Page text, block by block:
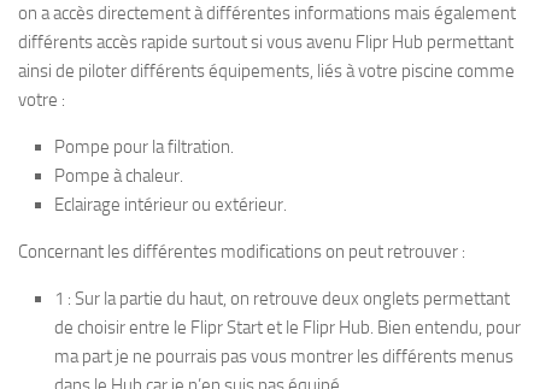
on a accès directement à différentes informations mais également
différents accès rapide surtout si vous avenu Flipr Hub permettant
ainsi de piloter différents équipements, liés à votre piscine comme
votre :
Pompe pour la filtration.
Pompe à chaleur.
Eclairage intérieur ou extérieur.
Concernant les différentes modifications on peut retrouver :
1 : Sur la partie du haut, on retrouve deux onglets permettant
de choisir entre le Flipr Start et le Flipr Hub. Bien entendu, pour
ma part je ne pourrais pas vous montrer les différents menus